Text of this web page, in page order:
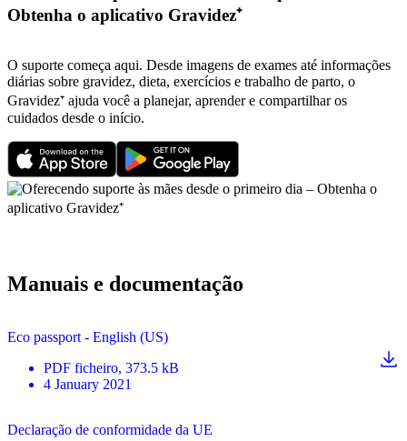
Obtenha o aplicativo Gravidez⁺
O suporte começa aqui. Desde imagens de exames até informações
diárias sobre gravidez, dieta, exercícios e trabalho de parto, o
Gravidez⁺ ajuda você a planejar, aprender e compartilhar os
cuidados desde o início.
Manuais e documentação
Eco passport - English (US)
PDF ficheiro, 373.5 kB
4 January 2021
Declaração de conformidade da UE